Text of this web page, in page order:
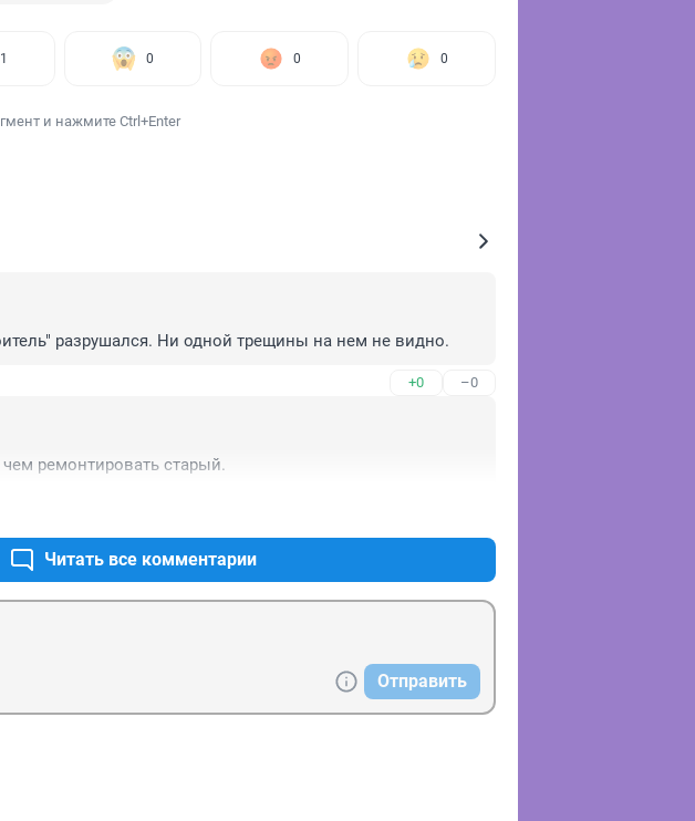
1 0 0 0
и нажмите Ctrl+Enter
разрушался. Ни одной трещины на нем не видно.
+0 –0
ремонтировать старый.
Читать все комментарии
Отправить